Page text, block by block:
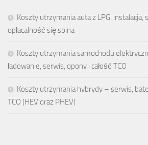
Koszty utrzymania auta z LPG: instalacja,
opłacalność się spina
Koszty utrzymania samochodu
ładowanie, serwis, opony i całość TCO
Koszty utrzymania hybrydy – serwis,
TCO (HEV oraz PHEV)